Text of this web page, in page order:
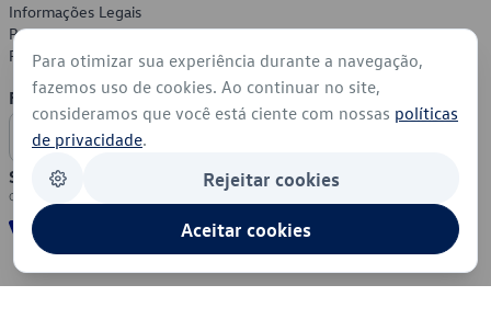
Informações Legais
Política de Privacidade
Política de Cookies
Formas de Pagamento
Segurança
Para otimizar sua experiência durante a navegação,
fazemos uso de cookies. Ao continuar no site,
consideramos que você está ciente com nossas políticas
de privacidade.
Rejeitar cookies
Aceitar cookies